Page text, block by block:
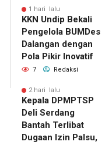
1 hari lalu
KKN Undip Bekali
Pengelola BUMDes
Dalangan dengan
Pola Pikir Inovatif
7 Redaksi
2 hari lalu
Kepala DPMPTSP
Deli Serdang
Bantah Terlibat
Dugaan Izin Palsu,